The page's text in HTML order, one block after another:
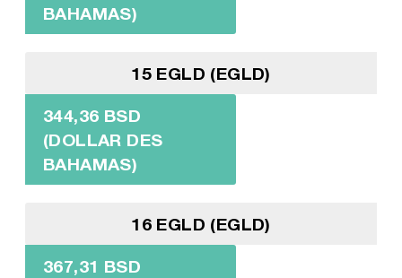
BAHAMAS)
15 EGLD (EGLD)
344,36 BSD
(DOLLAR DES
BAHAMAS)
16 EGLD (EGLD)
367,31 BSD